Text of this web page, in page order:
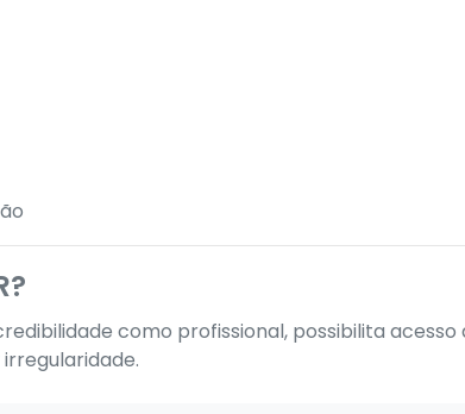
como profissional, possibilita acesso